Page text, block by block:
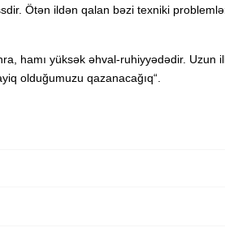
Ötən ildən qalan bəzi texniki
hamı yüksək əhval-ruhiyyədədir. Uzun
olduğumuzu qazanacağıq“.